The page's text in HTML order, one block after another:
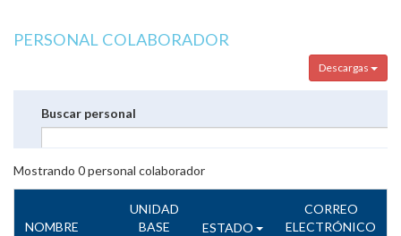
PERSONAL COLABORADOR
Descargas
Buscar personal
Mostrando 0personal colaborador
NOMBRE
UNIDAD
BASE
ESTADO
CORREO
ELECTRÓNICO